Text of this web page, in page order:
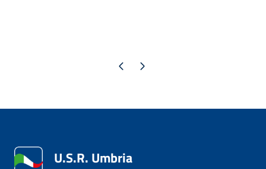
Pagina precedente
Pagina successiva
U.S.R. Umbria